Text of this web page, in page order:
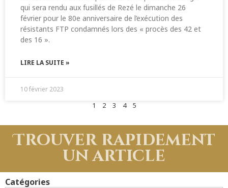
qui sera rendu aux fusillés de Rezé le dimanche 26
février pour le 80e anniversaire de l’exécution des
résistants FTP condamnés lors des « procès des 42 et
des 16 ».
LIRE LA SUITE »
10 février 2023
1 2 3 4 5
Trouver rapidement
un article
Catégories